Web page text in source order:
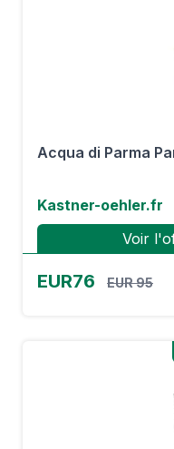
Acqua di Parma
Kastner-oehler.fr
Voir
EUR76 EUR 95